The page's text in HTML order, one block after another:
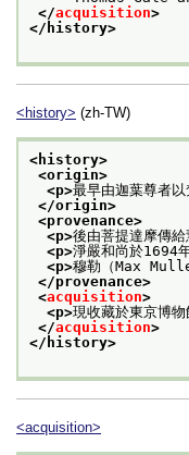
</acquisition>
</history>
<history> (zh-TW)
<history>
<origin>
<p>最早由迦葉尊者以
</origin>
<provenance>
<p>後由菩提達摩傳
<p>淨嚴和尚於1694
<p>穆勒（Max
</provenance>
<acquisition>
<p>現收藏於東京博物
</acquisition>
</history>
<acquisition>